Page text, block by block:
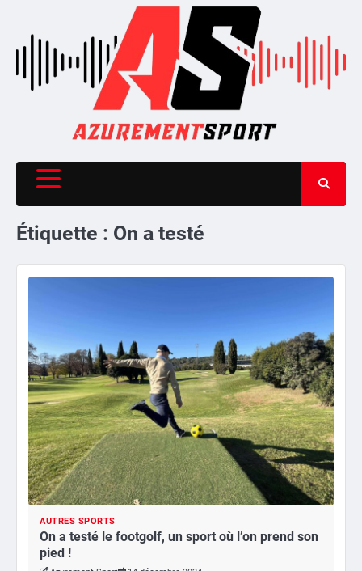
content
Étiquette : On a testé
AUTRES SPORTS
On a testé le footgolf, un sport où l’on prend son
pied !